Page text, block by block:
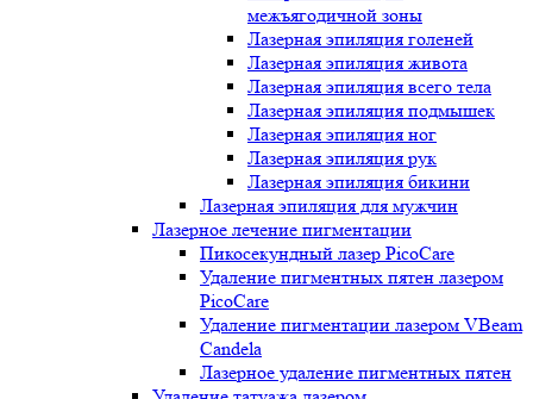
межъягодичной зоны
Лазерная эпиляция голеней
Лазерная эпиляция живота
Лазерная эпиляция всего тела
Лазерная эпиляция подмышек
Лазерная эпиляция ног
Лазерная эпиляция рук
Лазерная эпиляция бикини
Лазерная эпиляция для мужчин
Лазерное лечение пигментации
Пикосекундный лазер PicoCare
Удаление пигментных пятен лазером
PicoCare
Удаление пигментации лазером VBeam
Candela
Лазерное удаление пигментных пятен